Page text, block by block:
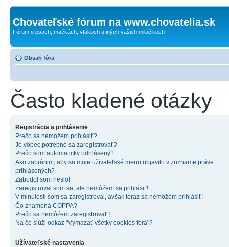
Chovateľské fórum na www.chovatelia.sk
Fórum o psoch, mačkách, vtákoch a iných vašich miláčikoch
Obsah fóra
Často kladené otázky
Registrácia a prihlásenie
Prečo sa nemôžem prihlásiť?
Je vôbec potrebné sa zaregistrovať?
Prečo som automaticky odhlásený?
Ako zabránim, aby sa moje užívateľské meno objavilo v zozname práve
prihlásených?
Zabudol som heslo!
Zaregistroval som sa, ale nemôžem sa prihlásiť!
V minulosti som sa zaregistroval, avšak teraz sa nemôžem prihlásiť!
Čo znamená COPPA?
Prečo sa nemôžem zaregistrovať?
Na čo slúži odkaz "Vymazať všetky cookies fóra"?
Užívateľské nastavenia